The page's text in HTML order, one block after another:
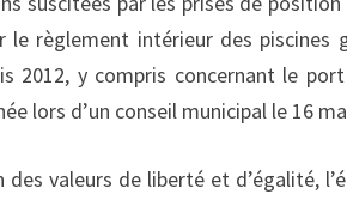
le règlement intérieur des piscines
2012, y compris concernant le
lors d’un conseil municipal le 16
valeurs de liberté et d’égalité,